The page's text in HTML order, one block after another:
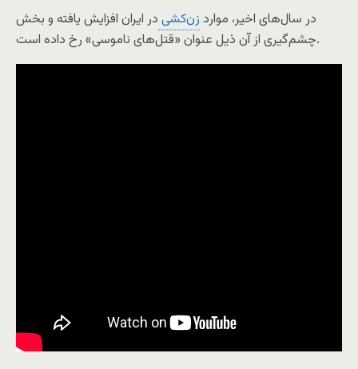
در سال‌های اخیر، موارد زن‌کشی در ایران افزایش یافته و بخش
چشم‌گیری از آن ذیل عنوان «قتل‌های ناموسی» رخ داده است.